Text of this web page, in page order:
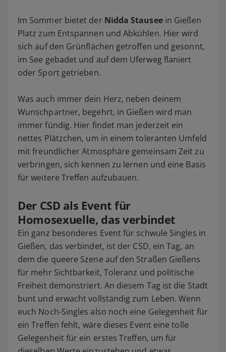
Im Sommer bietet der Nidda Stauseein Gießen
Platz zum Entspannen und Abkühlen. Hier wird
sich auf den Grünflächen getroffen und gesonnt,
im See gebadet und auf dem Uferweg flaniert
oder Sport getrieben.
Was auch immer dein Herz, neben deinem
Wunschpartner, begehrt, in Gießen wird man
immer fündig. Hier findet man jederzeit ein
nettes Plätzchen, um in einem toleranten Umfeld
mit freundlicher Atmosphäre gemeinsam Zeit zu
verbringen, sich kennen zu lernen und eine Basis
für weitere Treffen aufzubauen.
Der CSD als Event für
Homosexuelle, das verbindet
Ein ganz besonderes Event für schwule Singles in
Gießen, das verbindet, ist der CSD, ein Tag, an
dem die queere Szene auf den Straßen Gießens
für mehr Sichtbarkeit, Toleranz und politische
Freiheit demonstriert. An diesem Tag ist die Stadt
bunt und erwacht vollständig zum Leben. Wenn
euch Noch-Singles also noch eine Gelegenheit für
ein Treffen fehlt, wäre dieses Event eine tolle
Gelegenheit für ein erstes Treffen, um für